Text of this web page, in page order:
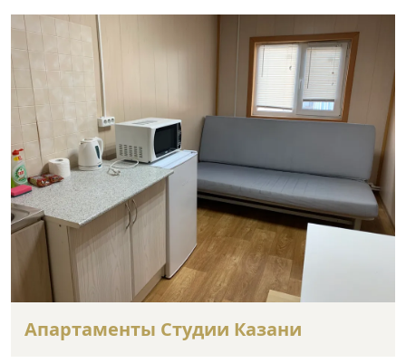
Апартаменты Студии Казани